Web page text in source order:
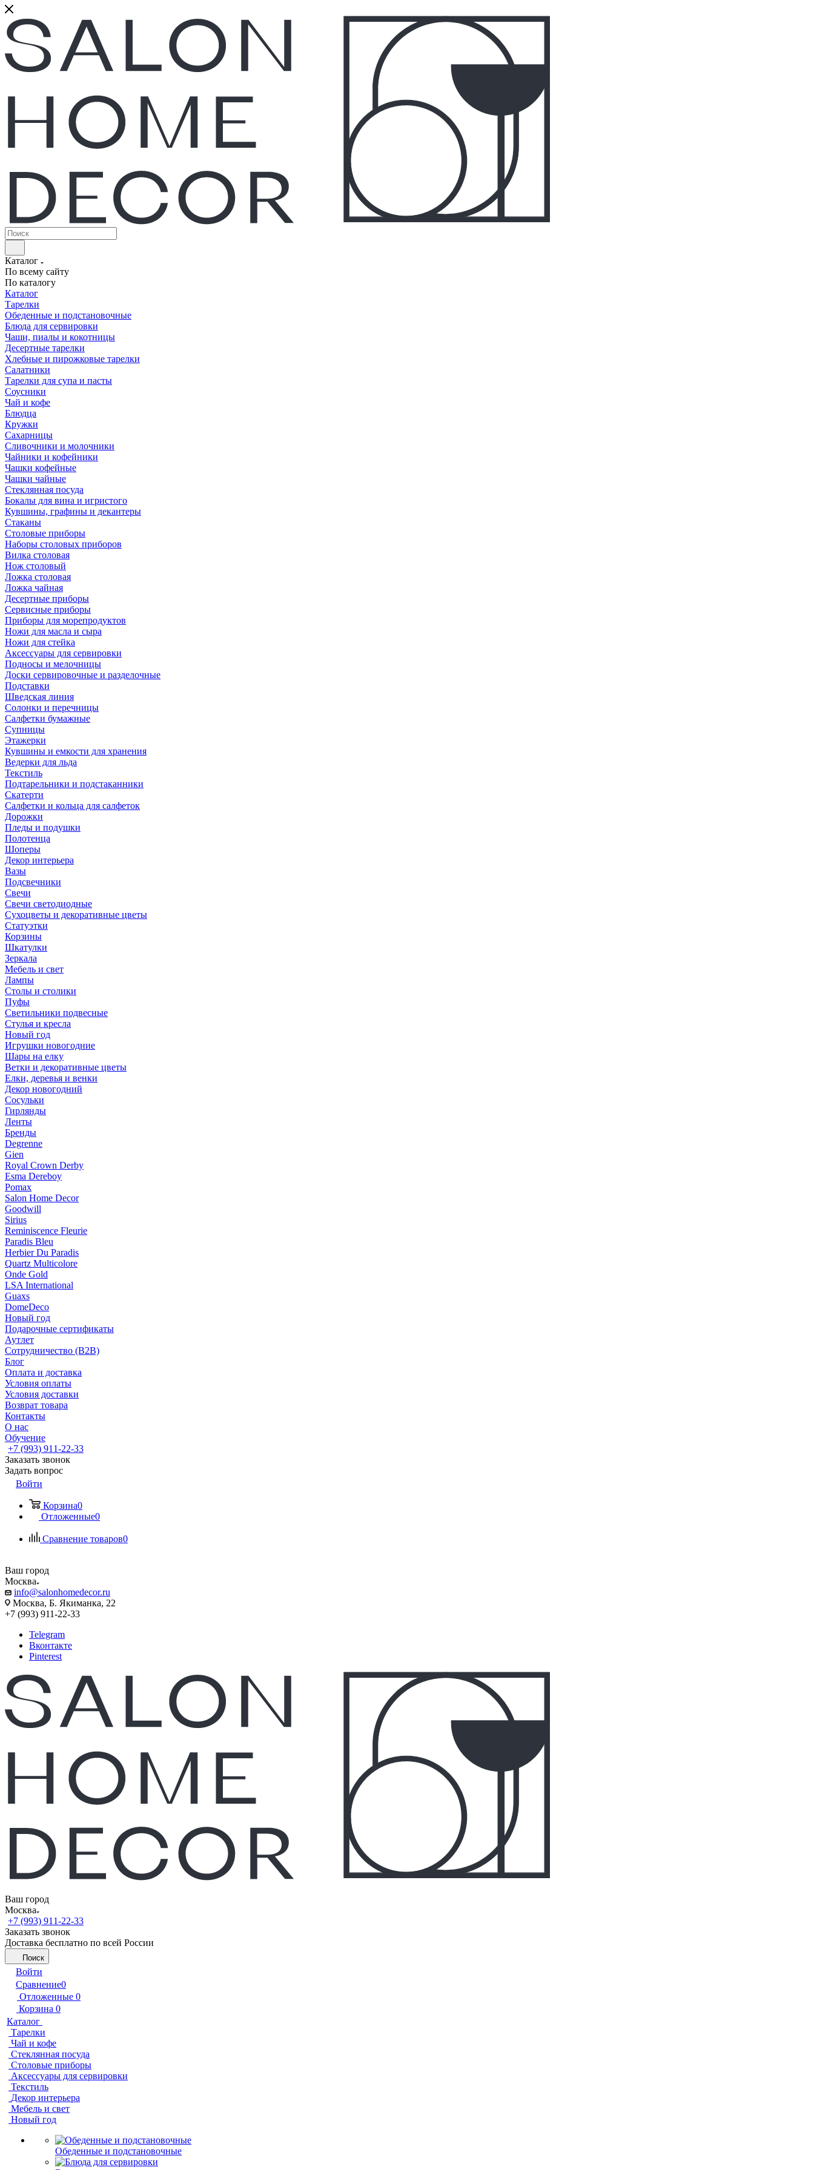
Каталог
По всему сайту
По каталогу
Каталог
Тарелки
Обеденные и подстановочные
Блюда для сервировки
Чаши, пиалы и кокотницы
Десертные тарелки
Хлебные и пирожковые тарелки
Салатники
Тарелки для супа и пасты
Соусники
Чай и кофе
Блюдца
Кружки
Сахарницы
Сливочники и молочники
Чайники и кофейники
Чашки кофейные
Чашки чайные
Стеклянная посуда
Бокалы для вина и игристого
Кувшины, графины и декантеры
Стаканы
Столовые приборы
Наборы столовых приборов
Вилка столовая
Нож столовый
Ложка столовая
Ложка чайная
Десертные приборы
Сервисные приборы
Приборы для морепродуктов
Ножи для масла и сыра
Ножи для стейка
Аксессуары для сервировки
Подносы и мелочницы
Доски сервировочные и разделочные
Подставки
Шведская линия
Солонки и перечницы
Салфетки бумажные
Супницы
Этажерки
Кувшины и емкости для хранения
Ведерки для льда
Текстиль
Подтарельники и подстаканники
Скатерти
Салфетки и кольца для салфеток
Дорожки
Пледы и подушки
Полотенца
Шоперы
Декор интерьера
Вазы
Подсвечники
Свечи
Свечи светодиодные
Сухоцветы и декоративные цветы
Статуэтки
Корзины
Шкатулки
Зеркала
Мебель и свет
Лампы
Столы и столики
Пуфы
Светильники подвесные
Стулья и кресла
Новый год
Игрушки новогодние
Шары на елку
Ветки и декоративные цветы
Елки, деревья и венки
Декор новогодний
Сосульки
Гирлянды
Ленты
Бренды
Degrenne
Gien
Royal Crown Derby
Esma Dereboy
Pomax
Salon Home Decor
Goodwill
Sirius
Reminiscence Fleurie
Paradis Bleu
Herbier Du Paradis
Quartz Multicolore
Onde Gold
LSA International
Guaxs
DomeDeco
Новый год
Подарочные сертификаты
Аутлет
Сотрудничество (B2B)
Блог
Оплата и доставка
Условия оплаты
Условия доставки
Возврат товара
Контакты
О нас
Обучение
+7 (993) 911-22-33
Заказать звонок
Задать вопрос
Войти
Корзина0
Отложенные0
Сравнение товаров0
Ваш город
Москва
info@salonhomedecor.ru
Москва, Б. Якиманка, 22
+7 (993) 911-22-33
Telegram
Вконтакте
Pinterest
Ваш город
Москва
+7 (993) 911-22-33
Заказать звонок
Доставка бесплатно по всей России
Поиск
Войти
Сравнение0
Отложенные 0
Корзина 0
Каталог
Тарелки
Чай и кофе
Стеклянная посуда
Столовые приборы
Аксессуары для сервировки
Текстиль
Декор интерьера
Мебель и свет
Новый год
Обеденные и подстановочные